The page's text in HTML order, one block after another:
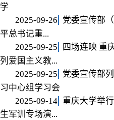
学
2025-09-26
党委宣传部
平总书记重...
2025-09-25
四场连映 重
列爱国主义教...
2025-09-25
党委宣传部
习中心组学习会
2025-09-14 重庆大学举
生军训专场演...